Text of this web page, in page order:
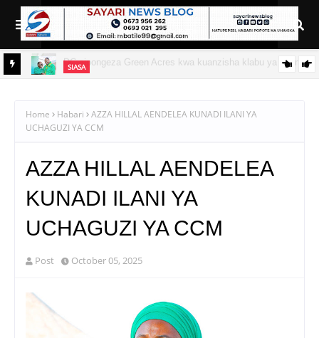
SIASA
Home Habari
AZZA HILLAL AENDELEA KUNADI ILANI YA
UCHAGUZI YA CCM
AZZA HILLAL AENDELEA
KUNADI ILANI YA
UCHAGUZI YA CCM
Post October 05, 2025